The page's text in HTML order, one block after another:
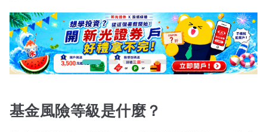
基金風險等級是什麼？